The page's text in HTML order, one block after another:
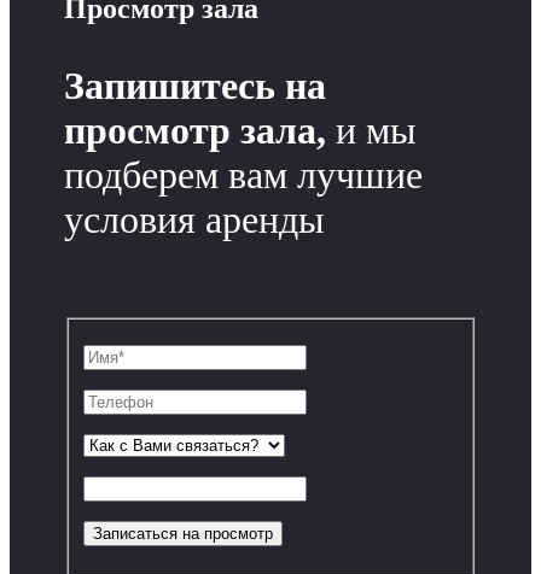
Просмотр зала
Запишитесь на
просмотр зала, и мы
подберем вам лучшие
условия аренды